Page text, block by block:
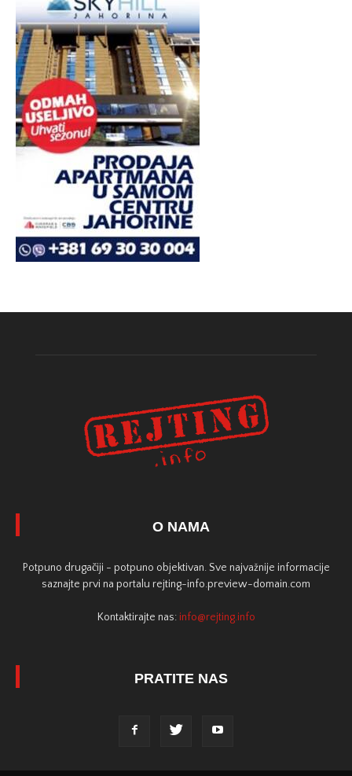
O NAMA
Potpuno drugačiji - potpuno objektivan. Sve najvažnije informacije
saznajte prvi na portalu rejting-info.preview-domain.com
Kontaktirajte nas: info@rejting.info
PRATITE NAS